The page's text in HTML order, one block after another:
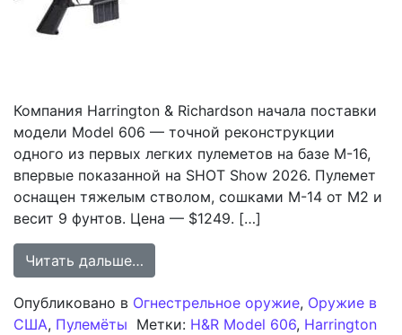
Компания Harrington & Richardson начала поставки
модели Model 606 — точной реконструкции
одного из первых легких пулеметов на базе M-16,
впервые показанной на SHOT Show 2026. Пулемет
оснащен тяжелым стволом, сошками M-14 от M2 и
весит 9 фунтов. Цена — $1249. […]
Читать дальше…
Опубликовано в Огнестрельное оружие, Оружие в
США, Пулемёты Метки: H&R Model 606, Harrington